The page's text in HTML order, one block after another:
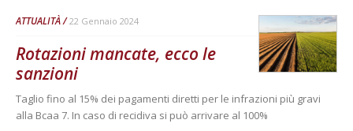
ATTUALITÀ 22 Gennaio 2024
Rotazioni mancate, ecco le
sanzioni
Taglio fino al 15% dei pagamenti diretti per le infrazioni più gravi
alla Bcaa 7. In caso di recidiva si può arrivare al 100%